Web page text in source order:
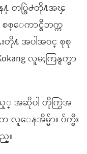
တပ္ဖြဲ႕တို႔အၾ
စစ္ေကာင္စီဘက္က
တို႔ အပါအဝင္ စုစု
လူမႈကြန္ရက္စာ
အဆိုပါ တိုက္ပြဲအ
လူေနအိမ္မ်ား ပ်က္စီး
။